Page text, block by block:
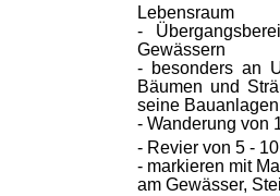
Lebensraum
-
Gewässern
- besonders an
Bäumen und
seine Bauanlagen
- Wanderung von
- Revier von 5 -
- markieren mit
am Gewässer,